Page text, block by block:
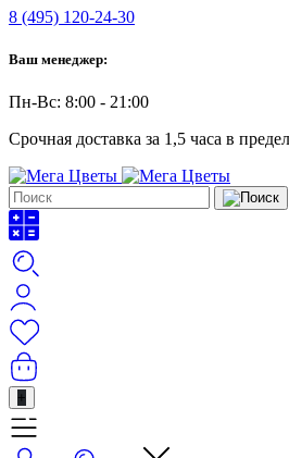
8 (495) 120-24-30
Ваш менеджер:
Пн-Вс: 8:00 - 21:00
Срочная доставка за 1,5 часа в
+